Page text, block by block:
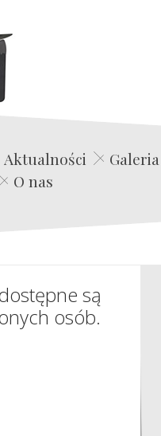
Edwin Film Agencja Aktorska
Aktualności
Galeria
O nas
są
osób.